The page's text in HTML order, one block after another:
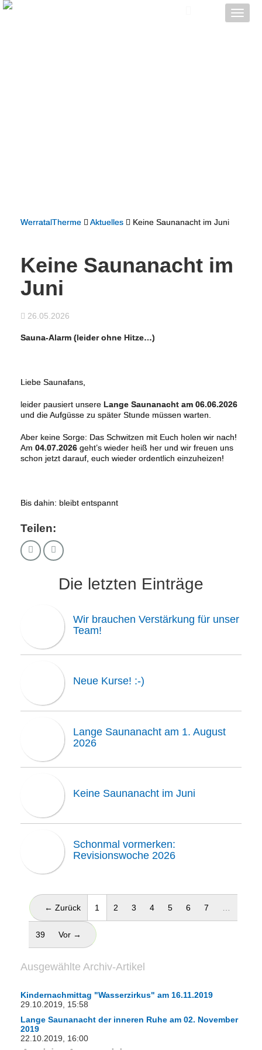
Toggle
WerratalTherme Aktuelles Keine Saunanacht im Juni
Keine Saunanacht im
Juni
26.05.2026
Sauna-Alarm (leider ohne Hitze…)
Liebe Saunafans,
leider pausiert unsere Lange Saunanacht am 06.06.2026
und die Aufgüsse zu später Stunde müssen warten.
Aber keine Sorge: Das Schwitzen mit Euch holen wir nach!
Am 04.07.2026 geht’s wieder heiß her und wir freuen uns
schon jetzt darauf, euch wieder ordentlich einzuheizen!
Bis dahin: bleibt entspannt
Teilen:
Die letzten Einträge
Wir brauchen Verstärkung für unser
Team!
Neue Kurse! :-)
Lange Saunanacht am 1. August
2026
Keine Saunanacht im Juni
Schonmal vormerken:
Revisionswoche 2026
← Zurück 1 (aktuell)
2 3 4 5 6 7
39 Vor →
Ausgewählte Archiv-Artikel
Kindernachmittag "Wasserzirkus" am 16.11.2019
29.10.2019, 15:58
Lange Saunanacht der inneren Ruhe am 02. November
2019
22.10.2019, 16:00